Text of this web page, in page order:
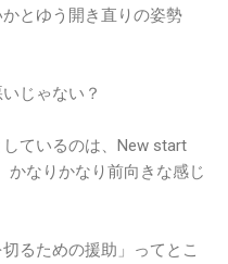
とゆう開き直りの姿勢
じゃない？
ているのは、New start
かなりかなり前向きな感じ
るための援助」ってとこ